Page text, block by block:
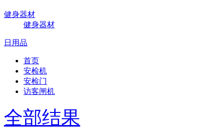
健身器材
健身器材
日用品
首页
安检机
安检门
访客闸机
全部结果